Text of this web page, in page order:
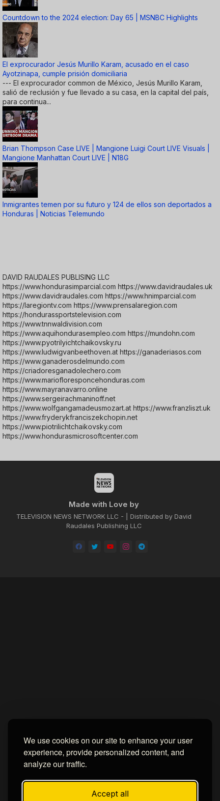
We use cookies on our site to enhance your user
experience, provide personalized content, and
analyze our traffic.
Accept all
Countdown to the 2024 election: Day 65 | MSNBC Highlights
El exprocurador Jesús Murillo Karam, acusado en el caso
Ayotzinapa, cumple prisión domiciliaria
--- El exprocurador common de México, Jesús Murillo Karam,
salió de reclusión y fue llevado a su casa, en la capital del país,
para continua...
Brian Thompson Case LIVE | Mangione Luigi Court LIVE Visuals |
Mangione Manhattan Court LIVE | N18G
Inmigrantes temen por su futuro y 124 de ellos son deportados a
Honduras | Noticias Telemundo
DAVID RAUDALES PUBLISING LLC
https://www.hondurasimparcial.com https://www.davidraudales.uk
https://www.davidraudales.com https://www.hnimparcial.com
https://laregiontv.com https://www.prensalaregion.com
https://hondurassportstelevision.com
https://www.tnnwaldivision.com
https://www.aquihondurasempleo.com https://mundohn.com
https://www.pyotrilyichtchaikovsky.ru
https://www.ludwigvanbeethoven.at https://ganaderiasos.com
https://www.ganaderosdelmundo.com
https://criadoresganadolechero.com
https://www.mariofloresponcehonduras.com
https://www.mayranavarro.online
https://www.sergeirachmaninoff.net
https://www.wolfgangamadeusmozart.at https://www.franzliszt.uk
https://www.fryderykfranciszekchopin.net
https://www.piotrilichtchaikovsky.com
https://www.hondurasmicrosoftcenter.com
Made with Love by
TELEVISION NEWS NETWORK LLC - | Distributed by David
Raudales Publishing LLC